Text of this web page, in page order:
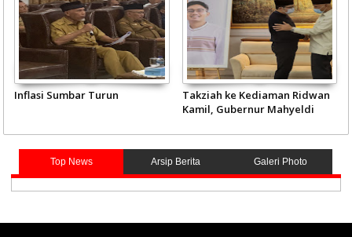
Inflasi Sumbar Turun
Takziah ke Kediaman Ridwan
Kamil, Gubernur Mahyeldi
Top News Arsip Berita Galeri Photo